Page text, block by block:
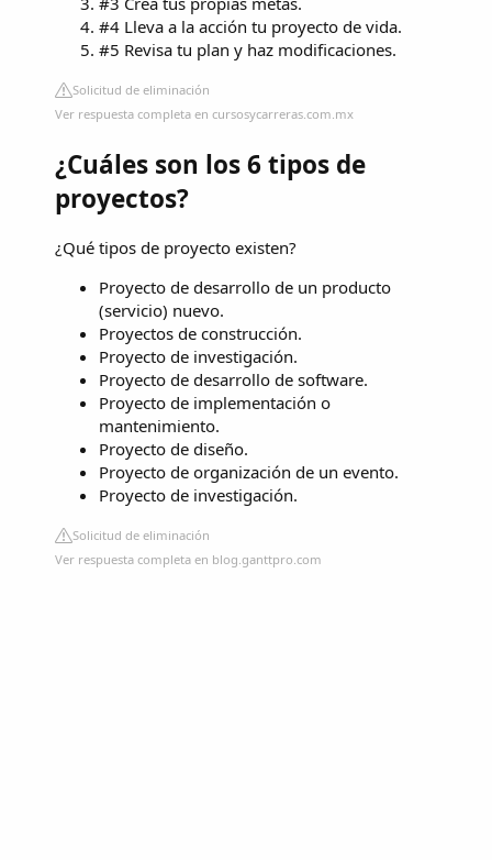
#4 Lleva a la acción tu proyecto de vida.
#5 Revisa tu plan y haz modificaciones.
Solicitud de eliminación
Ver respuesta completa en cursosycarreras.com.mx
¿Cuáles son los 6 tipos de
proyectos?
¿Qué tipos de proyecto existen?
Proyecto de desarrollo de un producto
(servicio) nuevo.
Proyectos de construcción.
Proyecto de investigación.
Proyecto de desarrollo de software.
Proyecto de implementación o
mantenimiento.
Proyecto de diseño.
Proyecto de organización de un evento.
Proyecto de investigación.
Solicitud de eliminación
Ver respuesta completa en blog.ganttpro.com